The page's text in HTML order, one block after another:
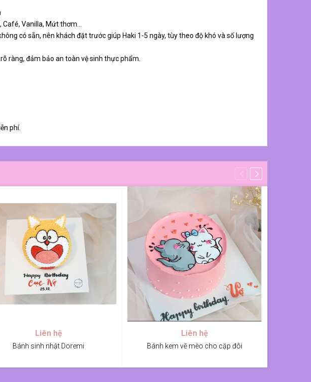
Café, Vanilla, Mứt thơm…
có sẵn, nên khách đặt trước giúp Haki 1-5 ngày, tùy theo độ khó và số lượng
ràng, đảm bảo an toàn vệ sinh thực phẩm.
phí.
Liên hệ
Bánh sinh nhật Doremi
Liên hệ
Bánh kem vẽ mèo cho cặp đôi